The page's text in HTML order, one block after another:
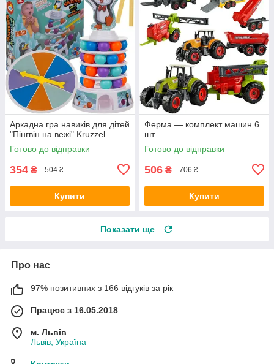
Аркадна гра навиків для дітей
"Пінгвін на вежі" Kruzzel
Готово до відправки
354 ₴ 504 ₴
Купити
Ферма — комплект машин 6
шт.
Готово до відправки
506 ₴ 706 ₴
Купити
Показати ще
Про нас
97% позитивних з 166 відгуків за рік
Працює з 16.05.2018
м. Львів
Львів, Україна